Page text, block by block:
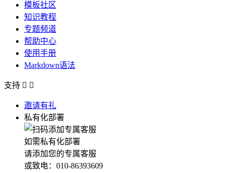
模板社区
知识教程
专题频道
帮助中心
使用手册
Markdown语法
支持  
邀请有礼
私有化部署
如需私有化部署
请添加您的专属客服
或致电：010-86393609